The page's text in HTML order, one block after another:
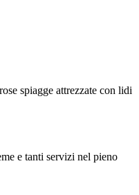
spiagge attrezzate con lidi
e tanti servizi nel pieno